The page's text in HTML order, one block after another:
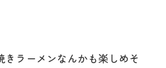
きラーメンなんかも楽しめそ